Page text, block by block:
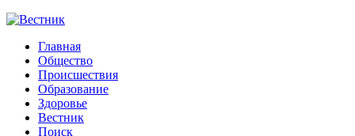
Главная
Общество
Происшествия
Образование
Здоровье
Вестник
Поиск